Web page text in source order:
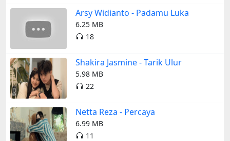
Arsy Widianto - Padamu Luka
6.25 MB
18
Shakira Jasmine - Tarik Ulur
5.98 MB
22
Netta Reza - Percaya
6.99 MB
11